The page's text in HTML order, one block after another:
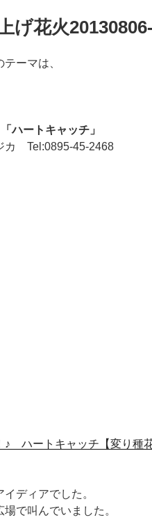
げ花火
ーマは、
ハートキャッチ」
カ Tel:0895-45-2468
♪ ハートキャッチ【変り種
ディアでした。
で叫んでいました。